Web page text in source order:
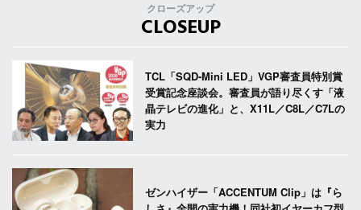
クローズアップ
CLOSEUP
TCL「SQD-Mini LED」VGP審査員特別賞
受賞記念座談会。審査員が語り尽くす「液
晶テレビの進化」と、X11L／C8L／C7Lの
実力
ゼンハイザー「ACCENTUM Clip」は『ら